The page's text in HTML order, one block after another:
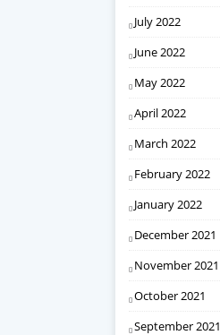
July 2022
June 2022
May 2022
April 2022
March 2022
February 2022
January 2022
December 2021
November 2021
October 2021
September 2021